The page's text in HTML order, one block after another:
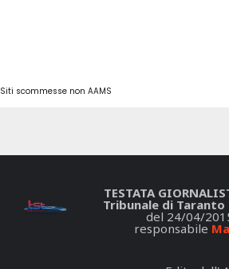
Siti scommesse non AAMS
TESTATA
Tribunale di Taranto
del 24/04/
responsabile